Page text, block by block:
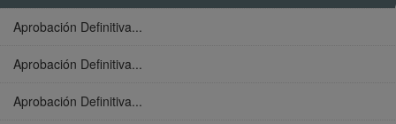
Aprobación Definitiva...
Aprobación Definitiva...
Aprobación Definitiva...